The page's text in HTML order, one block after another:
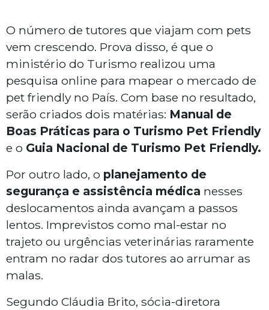
O número de tutores que viajam com pets
vem crescendo. Prova disso, é que o
ministério do Turismo realizou uma
pesquisa online para mapear o mercado de
pet friendly no País. Com base no resultado,
serão criados dois matérias: Manual de
Boas Práticas para o Turismo Pet Friendly
e o Guia Nacional de Turismo Pet Friendly.
Por outro lado, o planejamento de
segurança e assistência médica nesses
deslocamentos ainda avançam a passos
lentos. Imprevistos como mal-estar no
trajeto ou urgências veterinárias raramente
entram no radar dos tutores ao arrumar as
malas.
Segundo Cláudia Brito, sócia-diretora